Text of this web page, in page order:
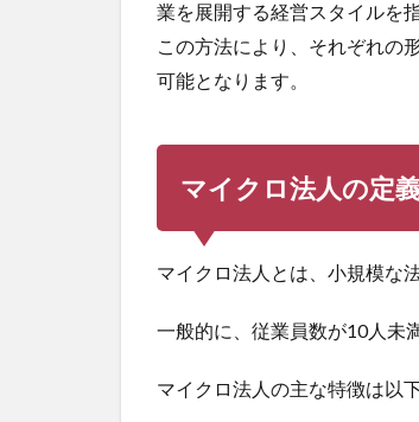
業を展開する経営スタイルを指
この方法により、それぞれの
可能となります。
マイクロ法人の定
マイクロ法人とは、小規模な
一般的に、従業員数が10人未
マイクロ法人の主な特徴は以